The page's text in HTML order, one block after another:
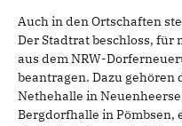
Auch in den Ortschaften
Der Stadtrat beschloss,
aus dem NRW-
beantragen. Dazu gehören
Nethehalle in
Bergdorfhalle in Pömbsen,